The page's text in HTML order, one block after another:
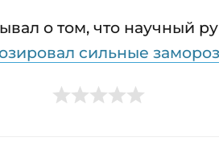
о том, что научный
сильные